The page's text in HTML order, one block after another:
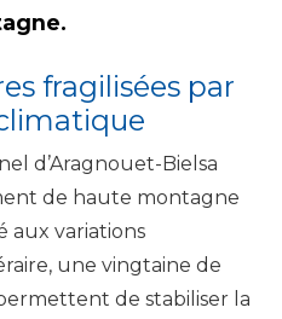
fragilisées par
d’Aragnouet-Bielsa
de haute montagne
aux variations
une vingtaine de
de stabiliser la